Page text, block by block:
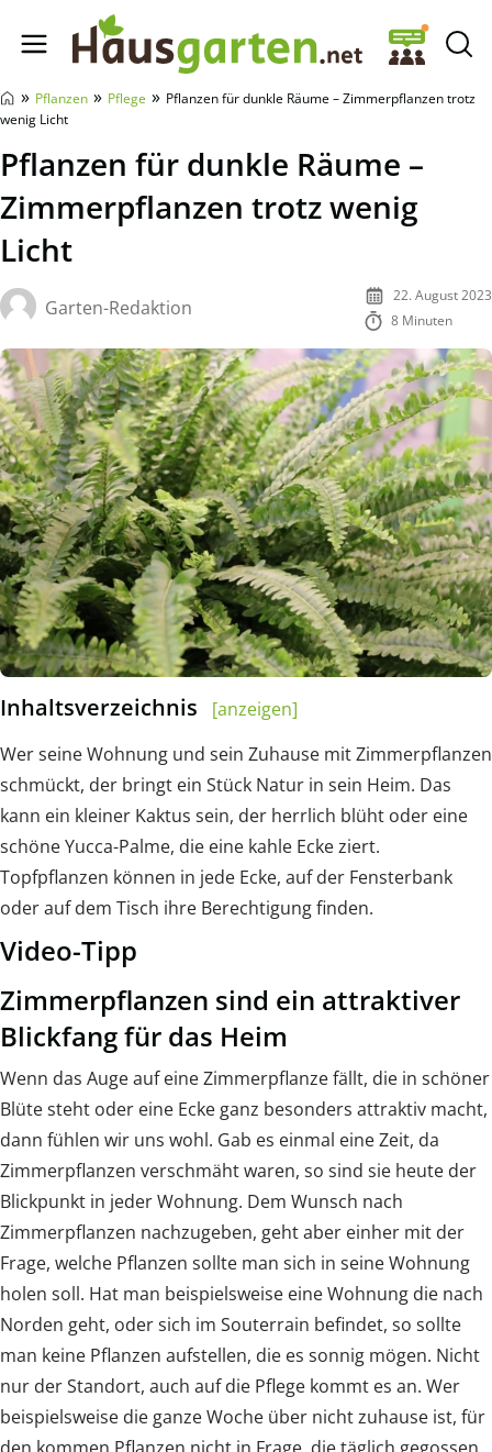
Hausgarten.net
» Pflanzen » Pflege » Pflanzen für dunkle Räume – Zimmerpflanzen trotz
wenig Licht
Pflanzen für dunkle Räume –
Zimmerpflanzen trotz wenig
Licht
Garten-Redaktion
22. August 2023
8 Minuten
Inhaltsverzeichnis
[anzeigen]
Wer seine Wohnung und sein Zuhause mit Zimmerpflanzen
schmückt, der bringt ein Stück Natur in sein Heim. Das
kann ein kleiner Kaktus sein, der herrlich blüht oder eine
schöne Yucca-Palme, die eine kahle Ecke ziert.
Topfpflanzen können in jede Ecke, auf der Fensterbank
oder auf dem Tisch ihre Berechtigung finden.
Video-Tipp
Zimmerpflanzen sind ein attraktiver
Blickfang für das Heim
Wenn das Auge auf eine Zimmerpflanze fällt, die in schöner
Blüte steht oder eine Ecke ganz besonders attraktiv macht,
dann fühlen wir uns wohl. Gab es einmal eine Zeit, da
Zimmerpflanzen verschmäht waren, so sind sie heute der
Blickpunkt in jeder Wohnung. Dem Wunsch nach
Zimmerpflanzen nachzugeben, geht aber einher mit der
Frage, welche Pflanzen sollte man sich in seine Wohnung
holen soll. Hat man beispielsweise eine Wohnung die nach
Norden geht, oder sich im Souterrain befindet, so sollte
man keine Pflanzen aufstellen, die es sonnig mögen. Nicht
nur der Standort, auch auf die Pflege kommt es an. Wer
beispielsweise die ganze Woche über nicht zuhause ist, für